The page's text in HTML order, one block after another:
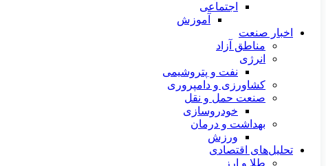
اجتماعی
آموزش
اخبار صنعت
مناطق آزاد
انرژی
نفت و پتروشیمی
کشاورزی و دامپروری
صنعت حمل و نقل
خودروسازی
بهداشت و درمان
ورزش
تحلیل‌های اقتصادی
طلا و ارز